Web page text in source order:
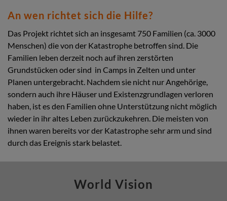
An wen richtet sich die Hilfe?
Das Projekt richtet sich an insgesamt 750 Familien (ca. 3000
Menschen) die von der Katastrophe betroffen sind. Die
Familien leben derzeit noch auf ihren zerstörten
Grundstücken oder sind in Camps in Zelten und unter
Planen untergebracht. Nachdem sie nicht nur Angehörige,
sondern auch ihre Häuser und Existenzgrundlagen verloren
haben, ist es den Familien ohne Unterstützung nicht möglich
wieder in ihr altes Leben zurückzukehren. Die meisten von
ihnen waren bereits vor der Katastrophe sehr arm und sind
durch das Ereignis stark belastet.
World Vision